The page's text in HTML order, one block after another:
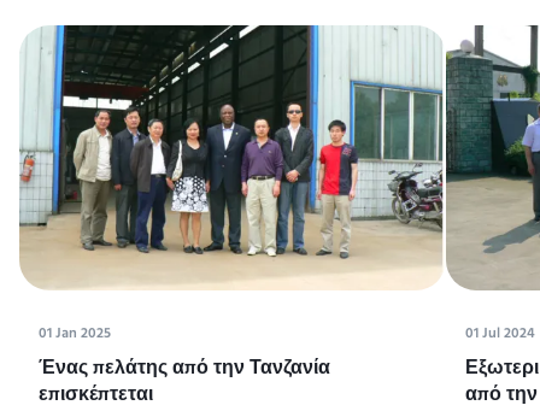
01 Jan 2025
Ένας πελάτης από την Τανζανία
επισκέπτεται
01 Jul 2024
από